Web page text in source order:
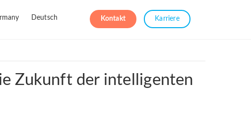
Kontakt Karriere
Deutsch
Zukunft der intelligenten